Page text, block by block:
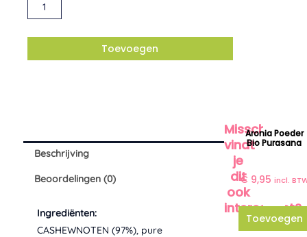
Cacao
Toevoegen
Beschrijving
Beoordelingen (0)
Ingrediënten:
CASHEWNOTEN (97%), pure
Misschien
vindt
je
dit
ook
interessant?
Aronia Poeder
Bio Purasana
€9,95 incl.
Toevoegen